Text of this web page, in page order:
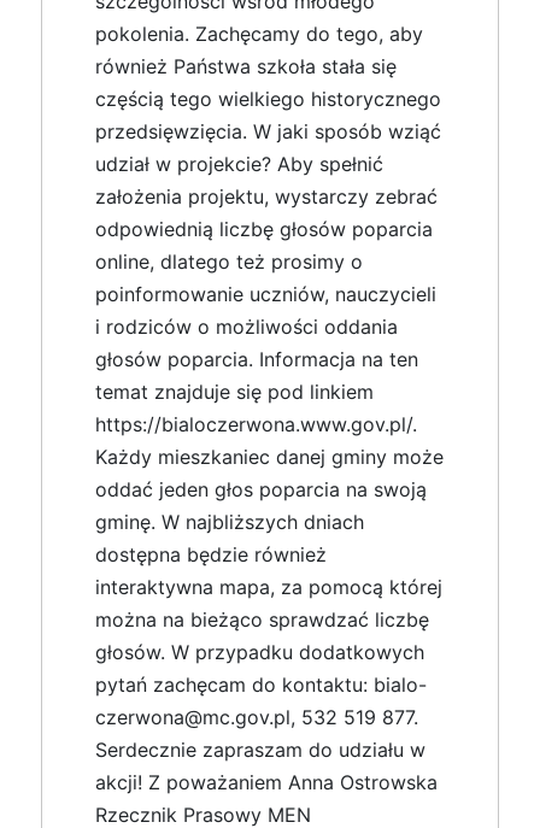
pokolenia. Zachęcamy do tego, aby
również Państwa szkoła stała się
częścią tego wielkiego historycznego
przedsięwzięcia. W jaki sposób wziąć
udział w projekcie? Aby spełnić
założenia projektu, wystarczy zebrać
odpowiednią liczbę głosów poparcia
online, dlatego też prosimy o
poinformowanie uczniów, nauczycieli
i rodziców o możliwości oddania
głosów poparcia. Informacja na ten
temat znajduje się pod linkiem
https://bialoczerwona.www.gov.pl/.
Każdy mieszkaniec danej gminy może
oddać jeden głos poparcia na swoją
gminę. W najbliższych dniach
dostępna będzie również
interaktywna mapa, za pomocą której
można na bieżąco sprawdzać liczbę
głosów. W przypadku dodatkowych
pytań zachęcam do kontaktu: bialo-
czerwona@mc.gov.pl, 532 519 877.
Serdecznie zapraszam do udziału w
akcji! Z poważaniem Anna Ostrowska
Rzecznik Prasowy MEN